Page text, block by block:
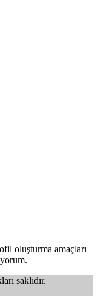
oluşturma amaçları
saklıdır.